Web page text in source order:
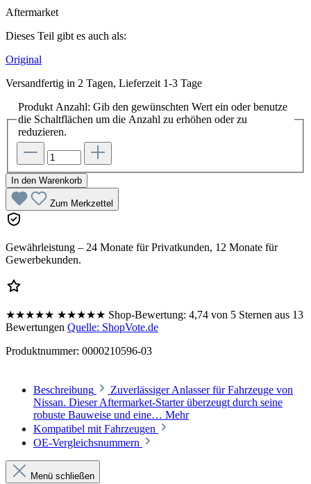
Aftermarket
Dieses Teil gibt es auch als:
Original
Versandfertig in 2 Tagen, Lieferzeit 1-3 Tage
Produkt Anzahl: Gib den gewünschten Wert ein oder benutze
die Schaltflächen um die Anzahl zu erhöhen oder zu
reduzieren.
In den Warenkorb
Zum Merkzettel
Gewährleistung – 24 Monate für Privatkunden, 12 Monate für
Gewerbekunden.
★★★★★ ★★★★★ Shop-Bewertung: 4,74 von 5 Sternen aus 13
Bewertungen Quelle: ShopVote.de
Produktnummer: 0000210596-03
Beschreibung
Zuverlässiger Anlasser für Fahrzeuge von
Nissan. Dieser Aftermarket-Starter überzeugt durch seine
robuste Bauweise und eine… Mehr
Kompatibel mit Fahrzeugen
OE-Vergleichsnummern
Menü schließen